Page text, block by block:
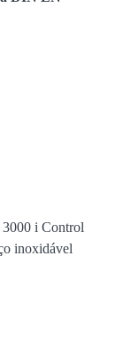
i Control
inoxidável